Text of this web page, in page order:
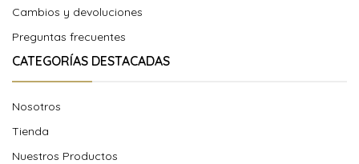
Cambios y devoluciones
Preguntas frecuentes
CATEGORÍAS DESTACADAS
Nosotros
Tienda
Nuestros Productos